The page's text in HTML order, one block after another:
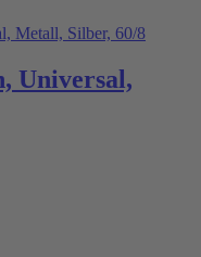
Universal,